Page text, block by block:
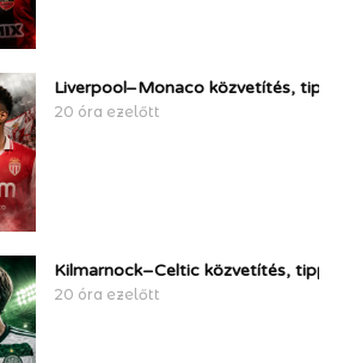
Liverpool–Monaco közvetítés,
20 óra ezelőtt
Kilmarnock–Celtic közvetítés,
20 óra ezelőtt